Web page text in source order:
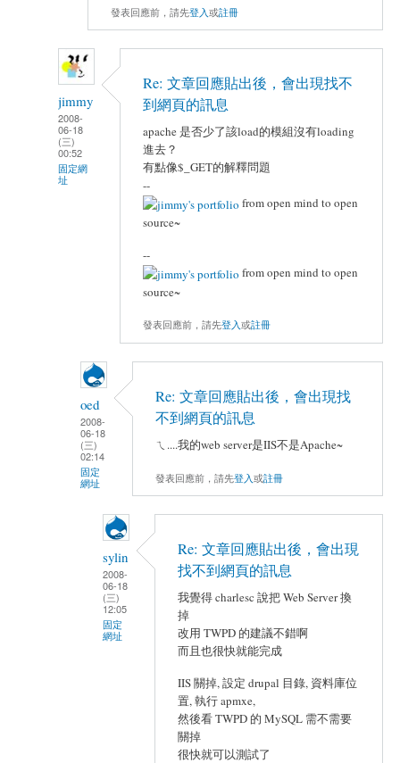
發表回應前，請先登入或註冊
jimmy
2008-
06-18
(三)
00:52
固定網
址
Re: 文章回應貼出後，會出現找不
到網頁的訊息
apache 是否少了該load的模組沒有loading
進去？
有點像$_GET的解釋問題
--
from open mind to open
source~
--
from open mind to open
source~
發表回應前，請先登入或註冊
oed
2008-
06-18
(三)
02:14
固定
網址
Re: 文章回應貼出後，會出現找
不到網頁的訊息
ㄟ....我的web server是IIS不是Apache~
發表回應前，請先登入或註冊
sylin
2008-
06-18
(三)
12:05
固定
網址
Re: 文章回應貼出後，會出現
找不到網頁的訊息
我覺得 charlesc 說把 Web Server 換
掉
改用 TWPD 的建議不錯啊
而且也很快就能完成
IIS 關掉, 設定 drupal 目錄, 資料庫位
置, 執行 apmxe,
然後看 TWPD 的 MySQL 需不需要
關掉
很快就可以測試了